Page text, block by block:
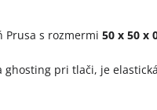
Prusa s rozmermi 50 x 50 x
ghosting pri tlači, je